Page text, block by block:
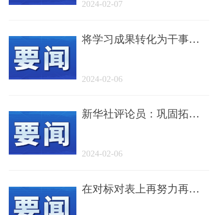
2024-02-07
将学习成果转化为干事创
近平新时代中国特色社会
议精神
2024-02-06
新华社评论员：巩固拓展
2024-02-06
在对标对表上再努力再深